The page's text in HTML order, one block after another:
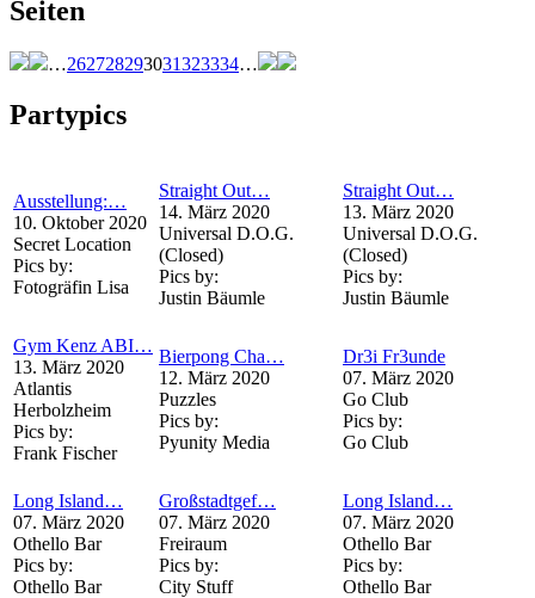
Seiten
…262728293031323334…
Partypics
Ausstellung:…
10. Oktober 2020
Secret Location
Pics by:
Fotogräfin Lisa
Straight Out…
14. März 2020
Universal D.O.G.
(Closed)
Pics by:
Justin Bäumle
Straight Out…
13. März 2020
Universal D.O.G.
(Closed)
Pics by:
Justin Bäumle
Gym Kenz ABI…
13. März 2020
Atlantis
Herbolzheim
Pics by:
Frank Fischer
Bierpong Cha…
12. März 2020
Puzzles
Pics by:
Pyunity Media
Dr3i Fr3unde
07. März 2020
Go Club
Pics by:
Go Club
Long Island…
07. März 2020
Othello Bar
Pics by:
Othello Bar
Großstadtgef…
07. März 2020
Freiraum
Pics by:
City Stuff
Long Island…
07. März 2020
Othello Bar
Pics by:
Othello Bar